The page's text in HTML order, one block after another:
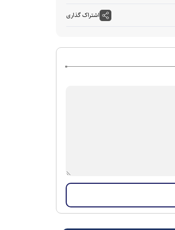
اشتراک گذاری